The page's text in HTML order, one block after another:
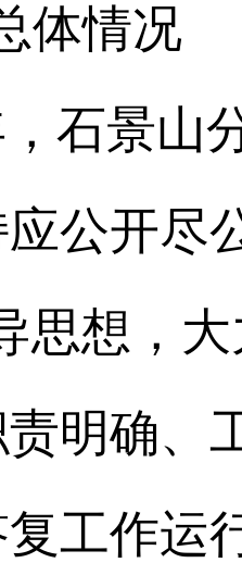
体情况
石景山
公开尽
思想，
明确、
工作运